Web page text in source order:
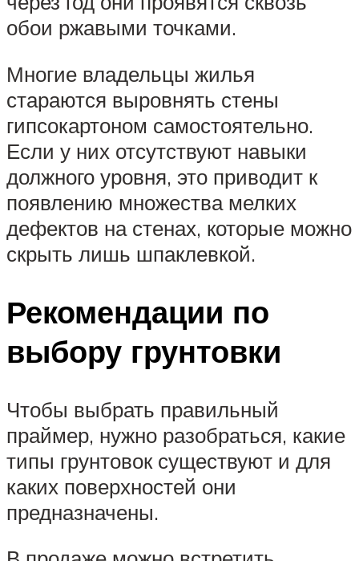
обои ржавыми точками.
Многие владельцы жилья
стараются выровнять стены
гипсокартоном самостоятельно.
Если у них отсутствуют навыки
должного уровня, это приводит к
появлению множества мелких
дефектов на стенах, которые можно
скрыть лишь шпаклевкой.
Рекомендации по
выбору грунтовки
Чтобы выбрать правильный
праймер, нужно разобраться, какие
типы грунтовок существуют и для
каких поверхностей они
предназначены.